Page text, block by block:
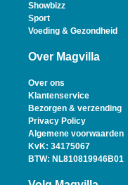
Showbizz
Sport
Voeding & Gezondheid
Over Magvilla
Over ons
Klantenservice
Bezorgen & verzending
Privacy Policy
Algemene voorwaarden
KvK: 34175067
BTW: NL810819946B01